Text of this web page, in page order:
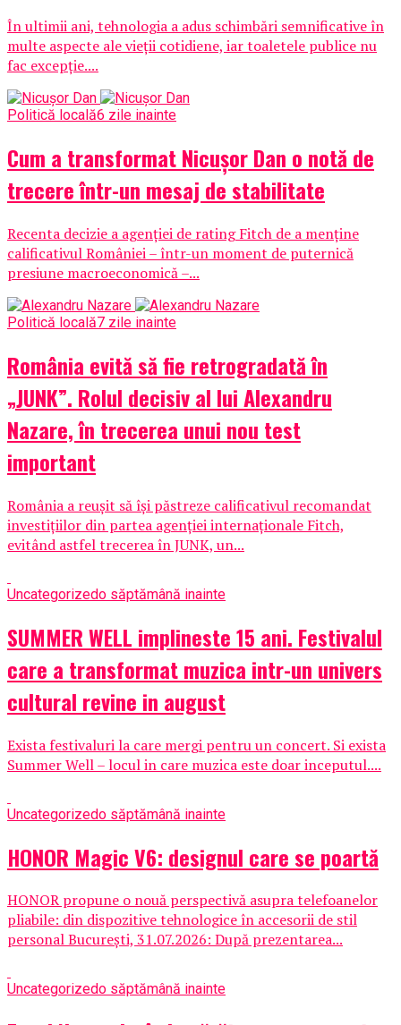
În ultimii ani, tehnologia a adus schimbări semnificative în
multe aspecte ale vieții cotidiene, iar toaletele publice nu
fac excepție....
Politică locală6 zile inainte
Cum a transformat Nicușor Dan o notă de
trecere într-un mesaj de stabilitate
Recenta decizie a agenției de rating Fitch de a menține
calificativul României – într-un moment de puternică
presiune macroeconomică –...
Politică locală7 zile inainte
România evită să fie retrogradată în
„JUNK”. Rolul decisiv al lui Alexandru
Nazare, în trecerea unui nou test
important
România a reușit să își păstreze calificativul recomandat
investițiilor din partea agenției internaționale Fitch,
evitând astfel trecerea în JUNK, un...
Uncategorizedo săptămână inainte
SUMMER WELL implineste 15 ani. Festivalul
care a transformat muzica intr-un univers
cultural revine in august
Exista festivaluri la care mergi pentru un concert. Si exista
Summer Well – locul in care muzica este doar inceputul....
Uncategorizedo săptămână inainte
HONOR Magic V6: designul care se poartă
HONOR propune o nouă perspectivă asupra telefoanelor
pliabile: din dispozitive tehnologice în accesorii de stil
personal București, 31.07.2026: După prezentarea...
Uncategorizedo săptămână inainte